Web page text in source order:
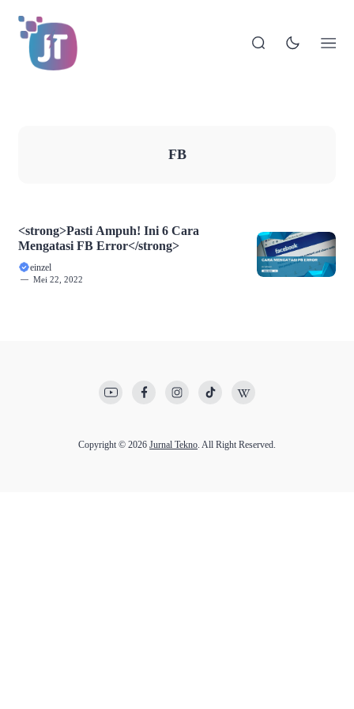
FB
<strong>Pasti Ampuh! Ini 6 Cara
Mengatasi FB Error</strong>
einzel
Mei 22, 2022
Copyright © 2026 Jurnal Tekno. All Right Reserved.